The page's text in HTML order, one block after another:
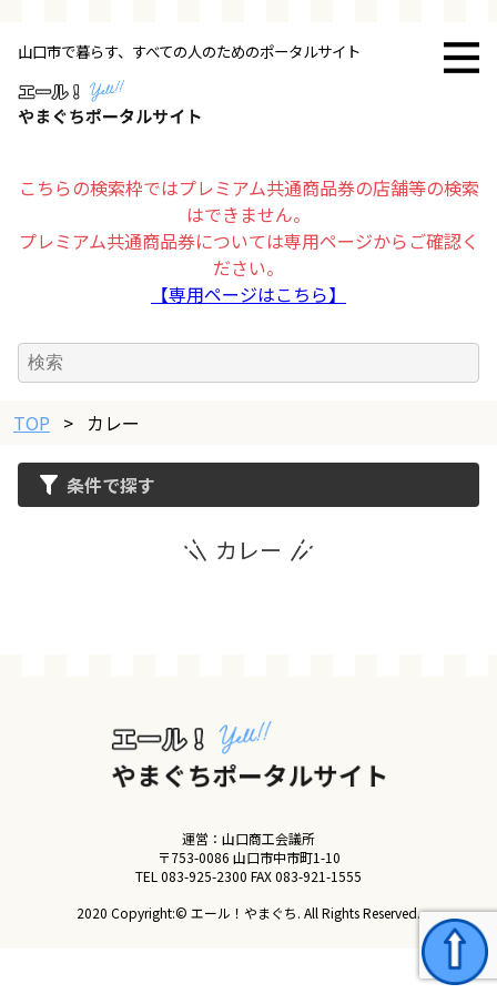
山口市で暮らす、すべての人のためのポータルサイト
こちらの検索枠ではプレミアム共通商品券の店舗等の検索
はできません。
プレミアム共通商品券については専用ページからご確認く
ださい。
【専用ページはこちら】
トップページ
その他
求人情報
お得
イベント情報の掲載はこちら
TOP > カレー
条件で探す
カレー
運営：山口商工会議所
〒753-0086 山口市中市町1-10
TEL 083-925-2300 FAX 083-921-1555
2020 Copyright:© エール！やまぐち. All Rights Reserved.